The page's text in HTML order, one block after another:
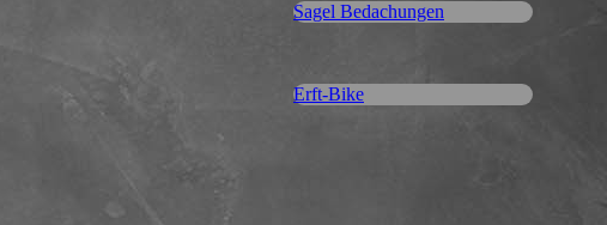
Sagel Bedachungen
Erft-Bike